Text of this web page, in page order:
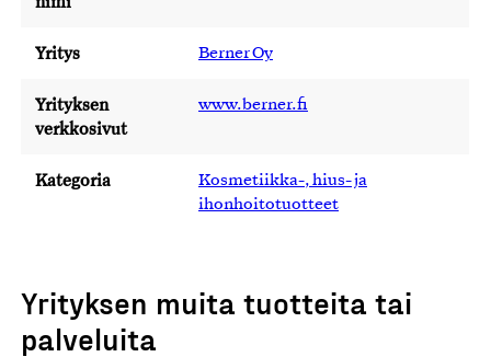
Yritys Berner Oy
Yrityksen
verkkosivut
www.berner.fi
Kategoria
Kosmetiikka-, hius- ja
ihonhoitotuotteet
Yrityksen muita tuotteita tai
palveluita